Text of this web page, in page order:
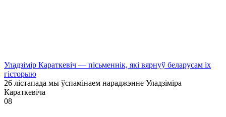
Уладзімір Караткевіч — пісьменнік, які вярнуў беларусам іх
гісторыю
26 лістапада мы ўспамінаем нараджэнне Уладзіміра
Караткевіча
08